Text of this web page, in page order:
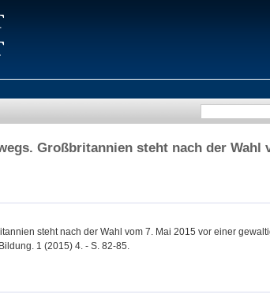
Großbritannien steht nach der Wahl
steht nach der Wahl vom 7. Mai 2015 vor einer
1 (2015) 4. - S. 82-85.